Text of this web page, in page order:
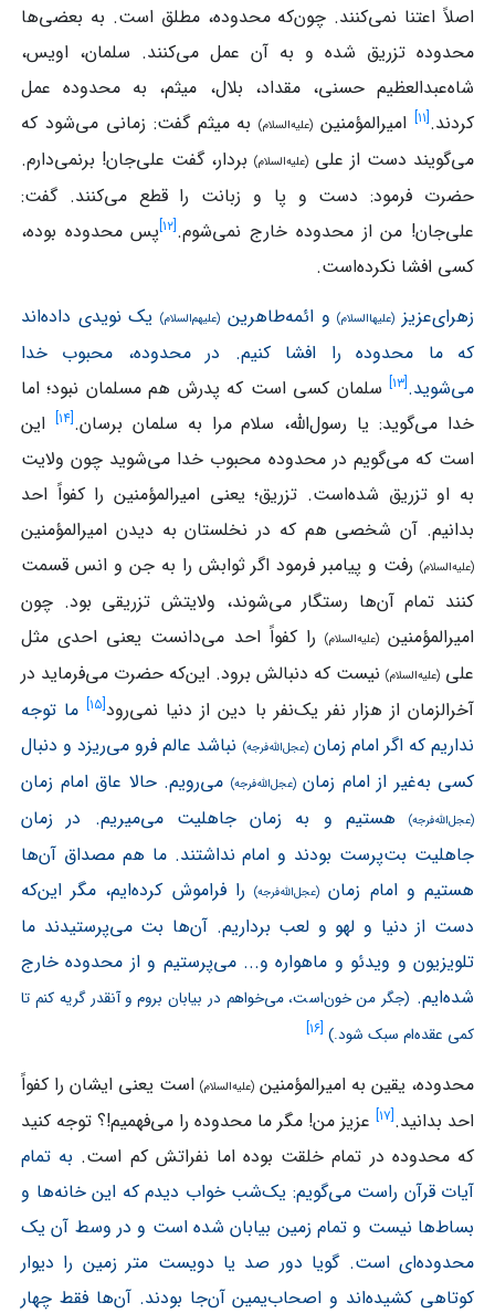
اصلاً اعتنا نمی‌کنند. چون‌که محدوده، مطلق است. به بعضی‌ها
محدوده تزریق شده و به آن عمل می‌کنند. سلمان، اویس،
شاه‌عبدالعظیم حسنی، مقداد، بلال، میثم، به محدوده عمل
کردند.[۱۱] امیرالمؤمنین (علیه‌السلام)به میثم گفت: زمانی می‌شود که
می‌گویند دست از علی (علیه‌السلام) بردار، گفت علی‌جان! برنمی‌دارم.
حضرت فرمود: دست و پا و زبانت را قطع می‌کنند. گفت:
علی‌جان! من از محدوده خارج نمی‌شوم.[۱۲]پس محدوده بوده،
کسی افشا نکرده‌است.
زهرای‌عزیز (علیهاالسلام)و ائمه‌طاهرین (علیهم‌السلام)یک نویدی داده‌اند
که ما محدوده را افشا کنیم. در محدوده، محبوب خدا
می‌شوید.[۱۳] سلمان کسی است که پدرش هم مسلمان نبود؛ اما
خدا می‌گوید: یا رسول‌الله، سلام مرا به سلمان برسان.[۱۴]
این
است که می‌گویم در محدوده محبوب خدا می‌شوید چون ولایت
به او تزریق شده‌است. تزریق؛ یعنی امیرالمؤمنین را کفواً احد
بدانیم. آن شخصی هم که در نخلستان به دیدن امیرالمؤمنین
(علیه‌السلام) رفت و پیامبر فرمود اگر ثوابش را به جن و انس قسمت
کنند تمام آن‌ها رستگار می‌شوند، ولایتش تزریقی بود. چون
امیرالمؤمنین(علیه‌السلام) را کفواً احد می‌دانست یعنی احدی مثل
علی (علیه‌السلام) نیست که دنبالش برود. این‌که حضرت می‌فرماید در
آخرالزمان از هزار نفر یک‌نفر با دین از دنیا نمی‌رود[۱۵] ما توجه
نداریم که اگر امام زمان(عجل‌الله‌فرجه) نباشد عالم فرو می‌ریزد و دنبال
کسی به‌غیر از امام زمان(عجل‌الله‌فرجه) می‌رویم. حالا عاق امام زمان
(عجل‌الله‌فرجه)
هستیم و به زمان جاهلیت می‌میریم. در زمان
جاهلیت بت‌پرست بودند و امام نداشتند. ما هم مصداق آن‌ها
هستیم و امام زمان (عجل‌الله‌فرجه)را فراموش کرده‌ایم، مگر این‌که
دست از دنیا و لهو و لعب برداریم. آن‌ها بت می‌پرستیدند ما
تلویزیون و ویدئو و ماهواره و... می‌پرستیم و از محدوده خارج
شده‌ایم. (جگر من خون‌است، می‌خواهم در بیابان بروم و آنقدر گریه کنم تا
کمی عقده‌ام سبک شود.) [۱۶]
محدوده، یقین به امیرالمؤمنین (علیه‌السلام) است یعنی ایشان را کفواً
احد بدانید.[۱۷] عزیز من! مگر ما محدوده را می‌فهمیم!؟ توجه کنید
که محدوده در تمام خلقت بوده اما نفراتش کم است. به تمام
آیات قرآن راست می‌گویم: یک‌شب خواب دیدم که این خانه‌ها و
بساط‌ها نیست و تمام زمین بیابان شده است و در وسط آن یک
محدوده‌ای است. گویا دور صد یا دویست متر زمین را دیوار
کوتاهی کشیده‌اند و اصحاب‌یمین آن‌جا بودند. آن‌ها فقط چهار